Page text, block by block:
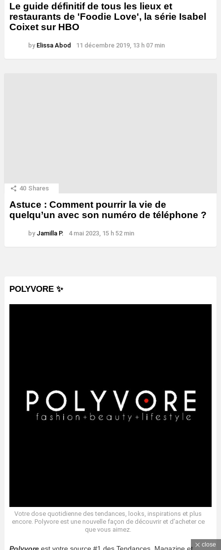
Le guide définitif de tous les lieux et
restaurants de 'Foodie Love', la série Isabel
Coixet sur HBO
by Elissa Abod 11 décembre 2019, 13 h 07 min
40 Shares
Astuce : Comment pourrir la vie de
quelqu’un avec son numéro de téléphone ?
by Jamilla P. 4 mai 2023, 15 h 52 min
POLYVORE ✨
Votre dose quotidienne des tendances, looks, inspirations et plus
encore. Polyvore est une nouvelle façon de découvrir et d’acheter ce
que vous aimez.
close